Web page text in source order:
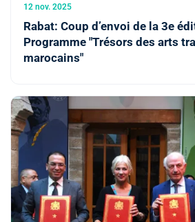
12 nov. 2025
Rabat: Coup d’envoi de la 3e
Programme "Trésors des arts
marocains"